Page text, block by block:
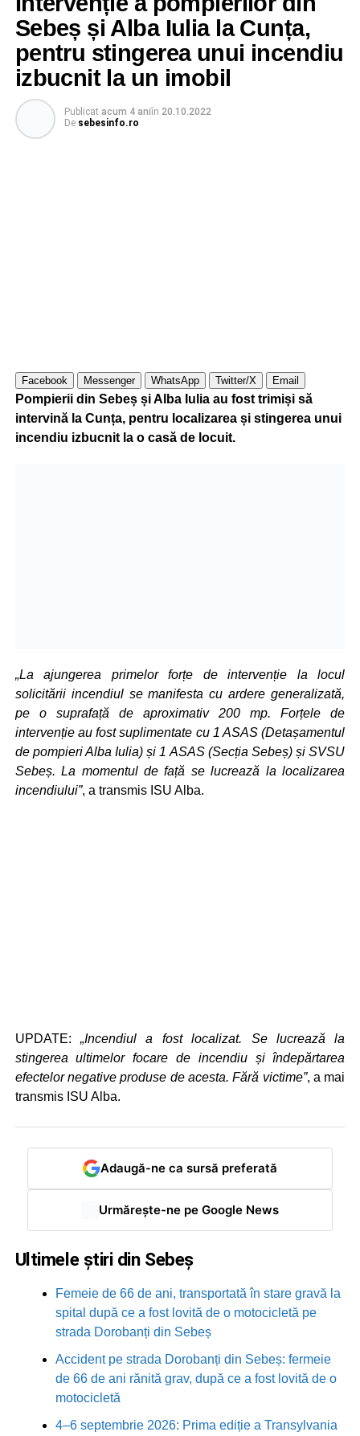
Sebeș și Alba Iulia la Cunța,
pentru stingerea unui incendiu
izbucnit la un imobil
Publicat acum 4 aniîn 20.10.2022
De sebesinfo.ro
Facebook Messenger WhatsApp Twitter/X Email
Pompierii din Sebeș și Alba Iulia au fost trimiși să
intervină la Cunța, pentru localizarea și stingerea unui
incendiu izbucnit la o casă de locuit.
„La ajungerea primelor forțe de intervenție la locul
solicitării incendiul se manifesta cu ardere generalizată,
pe o suprafață de aproximativ 200 mp. Forțele de
intervenție au fost suplimentate cu 1 ASAS (Detașamentul
de pompieri Alba Iulia) și 1 ASAS (Secția Sebeș) și SVSU
Sebeș. La momentul de față se lucrează la localizarea
incendiului”, a transmis ISU Alba.
UPDATE:„Incendiul a fost localizat. Se lucrează la
stingerea ultimelor focare de incendiu și îndepărtarea
efectelor negative produse de acesta. Fără victime”, a mai
transmis ISU Alba.
Adaugă-ne ca sursă preferată
Urmărește-ne pe Google News
Ultimele știri din Sebeș
Femeie de 66 de ani, transportată în stare gravă la
spital după ce a fost lovită de o motocicletă pe
strada Dorobanți din Sebeș
Accident pe strada Dorobanți din Sebeș: fermeie
de 66 de ani rănită grav, după ce a fost lovită de o
motocicletă
4–6 septembrie 2026: Prima ediție a Transylvania